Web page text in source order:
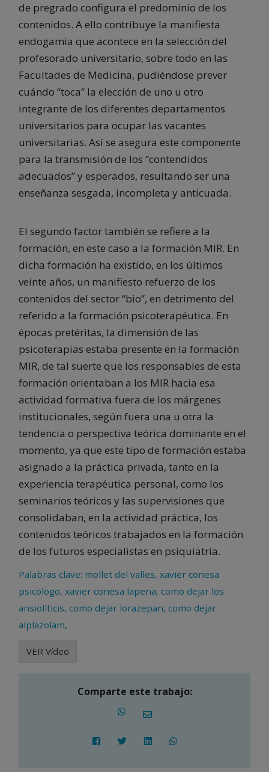
de pregrado configura el predominio de los
contenidos. A ello contribuye la manifiesta
endogamia que acontece en la selección del
profesorado universitario, sobre todo en las
Facultades de Medicina, pudiéndose prever
cuándo “toca” la elección de uno u otro
integrante de los diferentes departamentos
universitarios para ocupar las vacantes
universitarias. Así se asegura este componente
para la transmisión de los “contendidos
adecuados” y esperados, resultando ser una
enseñanza sesgada, incompleta y anticuada.
El segundo factor también se refiere a la
formación, en este caso a la formación MIR. En
dicha formación ha existido, en los últimos
veinte años, un manifiesto refuerzo de los
contenidos del sector “bio”, en detrimento del
referido a la formación psicoterapéutica. En
épocas pretéritas, la dimensión de las
psicoterapias estaba presente en la formación
MIR, de tal suerte que los responsables de esta
formación orientaban a los MIR hacia esa
actividad formativa fuera de los márgenes
institucionales, según fuera una u otra la
tendencia o perspectiva teórica dominante en el
momento, ya que este tipo de formación estaba
asignado a la práctica privada, tanto en la
experiencia terapéutica personal, como los
seminarios teóricos y las supervisiones que
consolidaban, en la actividad práctica, los
contenidos teóricos trabajados en la formación
de los futuros especialistas en psiquiatría.
Palabras clave: mollet del valles, xavier conesa
psicologo, xavier conesa lapena, como dejar los
ansiolíticis, como dejar lorazepan, como dejar
alplazolam,
VER Vídeo
Comparte este trabajo: